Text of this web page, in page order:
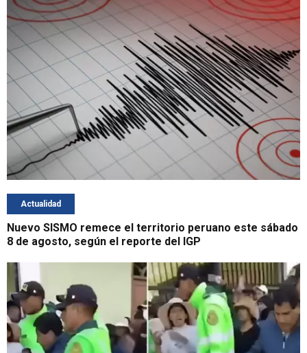
Actualidad
Nuevo SISMO remece el territorio peruano este sábado
8 de agosto, según el reporte del IGP